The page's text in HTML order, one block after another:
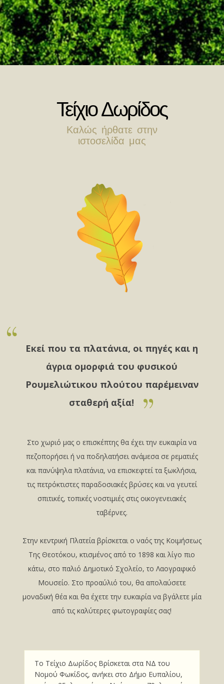
Τείχιο Δωρίδος
Καλώς ήρθατε στην
ιστοσελίδα μας
Εκεί που τα πλατάνια, οι πηγές και η
άγρια ομορφιά του φυσικού
Ρουμελιώτικου πλούτου παρέμειναν
σταθερή αξία!
Στο χωριό μας ο επισκέπτης θα έχει την ευκαιρία να
πεζοπορήσει ή να ποδηλατήσει ανάμεσα σε ρεματιές
και πανύψηλα πλατάνια, να επισκεφτεί τα ξωκλήσια,
τις πετρόκτιστες παραδοσιακές βρύσες και να γευτεί
σπιτικές, τοπικές νοστιμιές στις οικογενειακές
ταβέρνες.
Στην κεντρική Πλατεία βρίσκεται ο ναός της Κοιμήσεως
Της Θεοτόκου, κτισμένος από το 1898 και λίγο πιο
κάτω, στο παλιό Δημοτικό Σχολείο, το Λαογραφικό
Μουσείο. Στο προαύλιό του, θα απολαύσετε
μοναδική θέα και θα έχετε την ευκαιρία να βγάλετε μία
από τις καλύτερες φωτογραφίες σας!
Το Τείχιο Δωρίδος Βρίσκεται στα NΔ του
Nομού Φωκίδoς, ανήκει στο Δήμο Ευπαλίου,